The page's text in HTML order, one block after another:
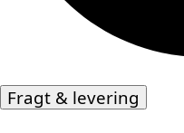
Fragt & levering